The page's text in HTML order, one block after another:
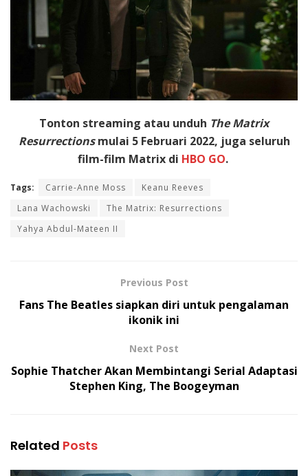
Tonton streaming atau unduh The Matrix
Resurrectionsmulai 5 Februari 2022, juga seluruh
film-film Matrix di HBO GO.
Tags: Carrie-Anne Moss
Keanu Reeves
Lana Wachowski
The Matrix: Resurrections
Yahya Abdul-Mateen II
Previous Post
Fans The Beatles siapkan diri untuk pengalaman
ikonik ini
Next Post
Sophie Thatcher Akan Membintangi Serial Adaptasi
Stephen King, The Boogeyman
Related Posts